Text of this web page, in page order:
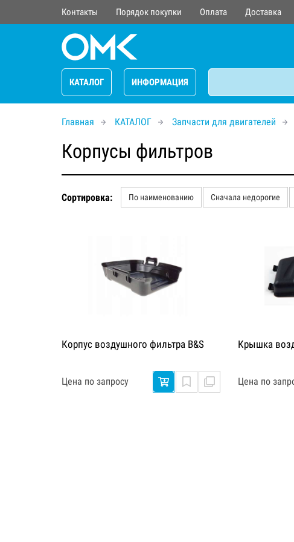
Контакты Порядок покупки Оплата Доставка
КАТАЛОГ ИНФОРМАЦИЯ
Главная КАТАЛОГ Запчасти для двигателей
Корпусы фильтров
Сортировка: По наименованию Сначала недорогие
Корпус воздушного фильтра B&S
Цена по запросу
Крышка
Цена по